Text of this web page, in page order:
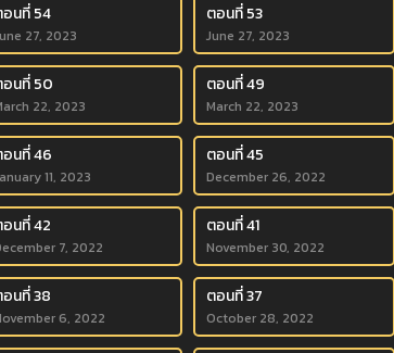
นที่ 54
27, 2023
ตอนที่ 53
June 27, 2023
นที่ 50
22, 2023
ตอนที่ 49
March 22, 2023
นที่ 46
11, 2023
ตอนที่ 45
December 26, 2022
นที่ 42
7, 2022
ตอนที่ 41
November 30, 2022
นที่ 38
6, 2022
ตอนที่ 37
October 28, 2022